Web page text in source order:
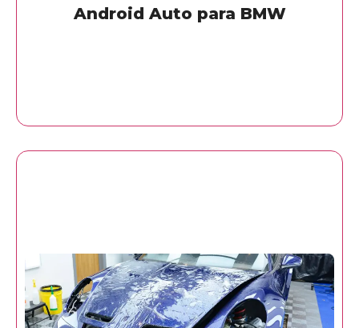
Android Auto para BMW